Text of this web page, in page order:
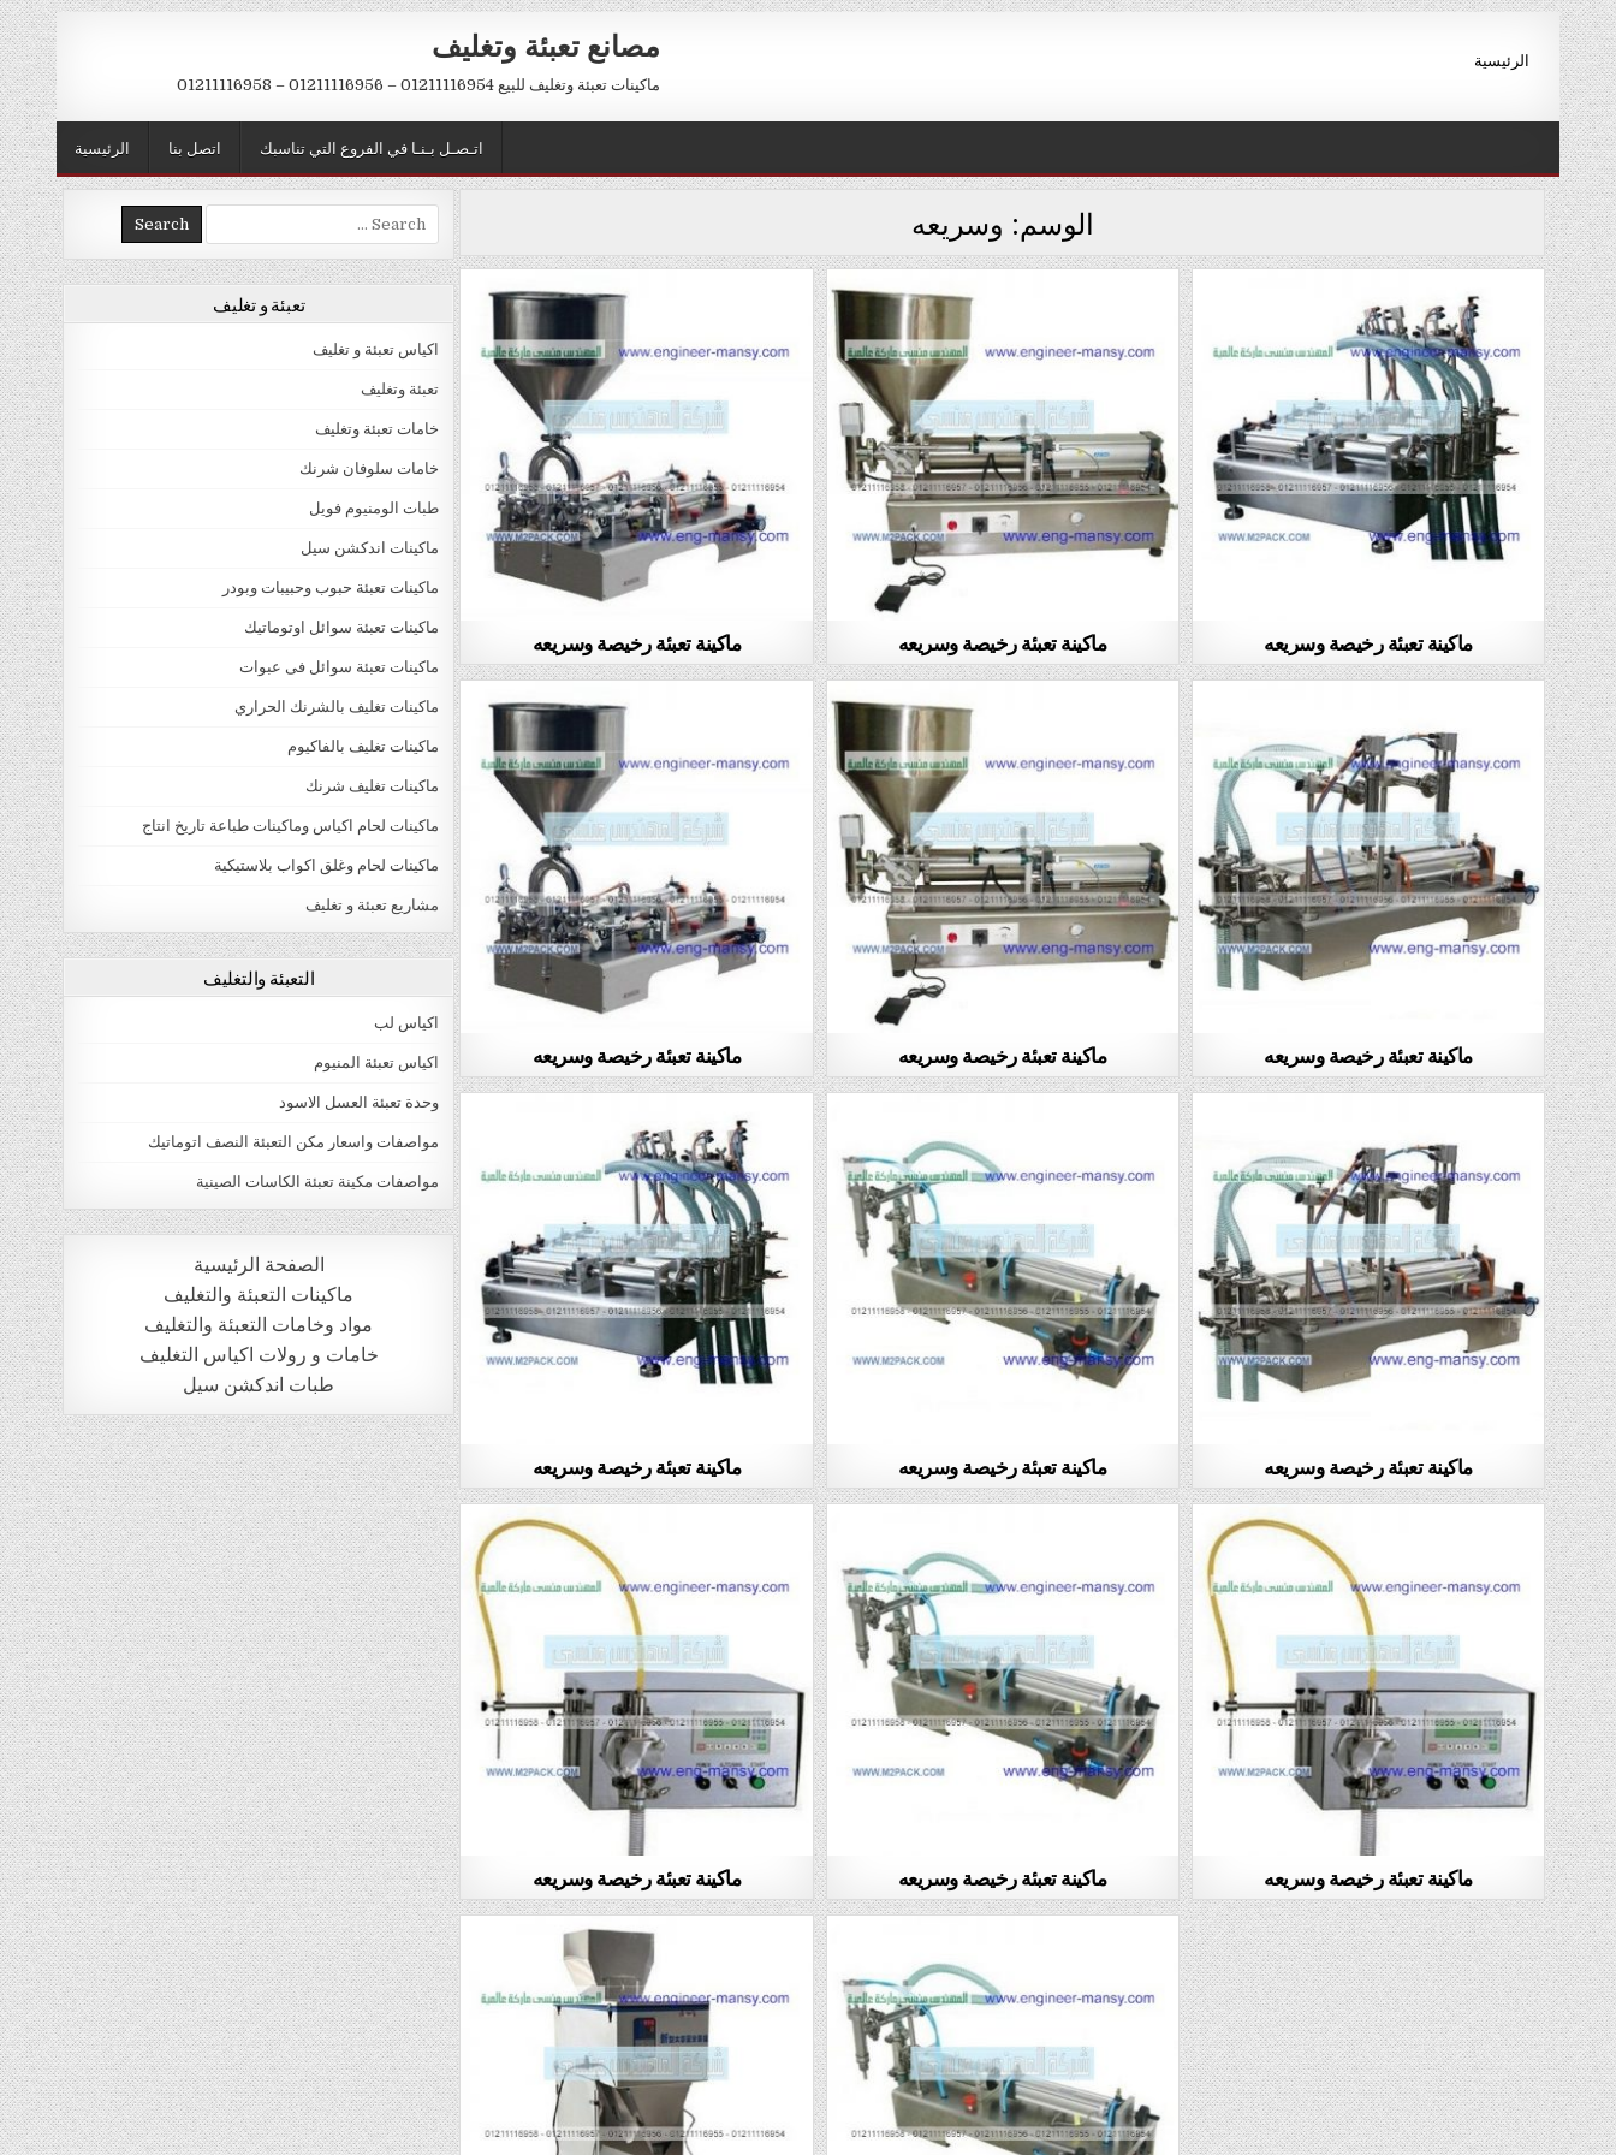
Skip
to
content
مصانع تعبئة وتغليف
ماكينات تعبئة وتغليف للبيع 01211116954 – 01211116956 – 01211116958
الرئيسية
الرئيسية اتصل بنا اتـصـل بـنـا في الفروع التي تناسبك
الوسم: وسريعه
ماكينة تعبئة رخيصة وسريعه ماكينة تعبئة رخيصة وسريعه ماكينة تعبئة رخيصة وسريعه
ماكينة تعبئة رخيصة وسريعه ماكينة تعبئة رخيصة وسريعه ماكينة تعبئة رخيصة وسريعه
ماكينة تعبئة رخيصة وسريعه ماكينة تعبئة رخيصة وسريعه ماكينة تعبئة رخيصة وسريعه
ماكينة تعبئة رخيصة وسريعه ماكينة تعبئة رخيصة وسريعه ماكينة تعبئة رخيصة وسريعه
Search
for:
تعبئة و تغليف
اكياس تعبئة و تغليف
تعبئة وتغليف
خامات تعبئة وتغليف
خامات سلوفان شرنك
طبات الومنيوم فويل
ماكينات اندكشن سيل
ماكينات تعبئة حبوب وحبيبات وبودر
ماكينات تعبئة سوائل اوتوماتيك
ماكينات تعبئة سوائل فى عبوات
ماكينات تغليف بالشرنك الحراري
ماكينات تغليف بالفاكيوم
ماكينات تغليف شرنك
ماكينات لحام اكياس وماكينات طباعة تاريخ انتاج
ماكينات لحام وغلق اكواب بلاستيكية
مشاريع تعبئة و تغليف
التعبئة والتغليف
اكياس لب
اكياس تعبئة المنيوم
وحدة تعبئة العسل الاسود
مواصفات واسعار مكن التعبئة النصف اتوماتيك
مواصفات مكينة تعبئة الكاسات الصينية
الصفحة الرئيسية
ماكينات التعبئة والتغليف
مواد وخامات التعبئة والتغليف
خامات و رولات اكياس التغليف
طبات اندكشن سيل